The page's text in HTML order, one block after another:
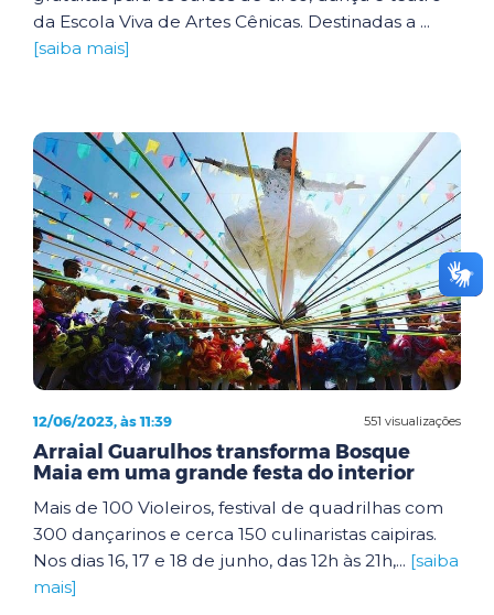
da Escola Viva de Artes Cênicas. Destinadas a ...
[saiba mais]
551 visualizações
12/06/2023, às 11:39
Arraial Guarulhos transforma Bosque
Maia em uma grande festa do interior
Mais de 100 Violeiros, festival de quadrilhas com
300 dançarinos e cerca 150 culinaristas caipiras.
Nos dias 16, 17 e 18 de junho, das 12h às 21h,... [saiba
mais]